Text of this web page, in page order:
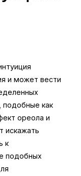
и может вести
подобные как
ореола и
искажать
к
подобных